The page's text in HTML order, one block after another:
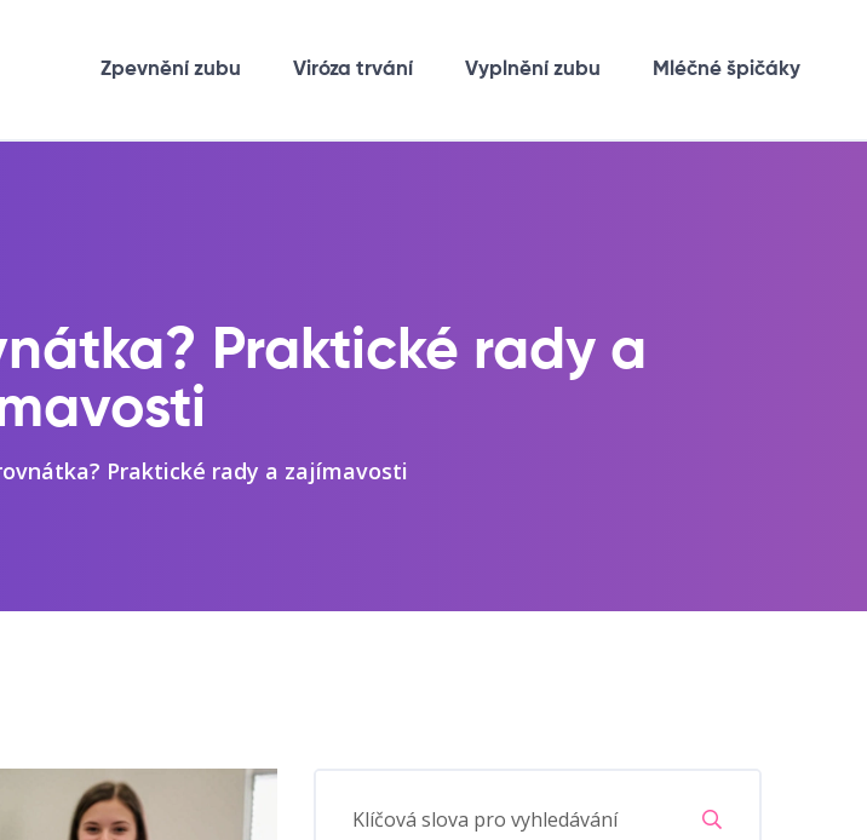
Zpevnění zubu Viróza trvání Vyplnění zubu Mléčné špičáky
Praktické rady a
Praktické rady a zajímavosti